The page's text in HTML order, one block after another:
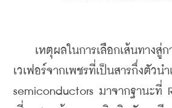
เหตุผลในการเลือกเส้นทางสู่ก
เวเฟอร์จากเพชรที่เป็นสารกึ่งตัวน
semiconductors มาจากฐานะที่